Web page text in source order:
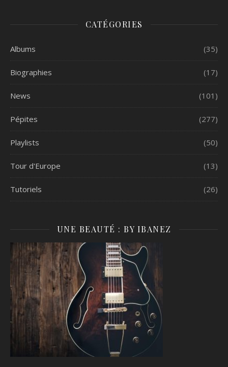
CATÉGORIES
Albums (35)
Biographies (17)
News (101)
Pépites (277)
Playlists (50)
Tour d'Europe (13)
Tutoriels (26)
UNE BEAUTÉ : BY IBANEZ